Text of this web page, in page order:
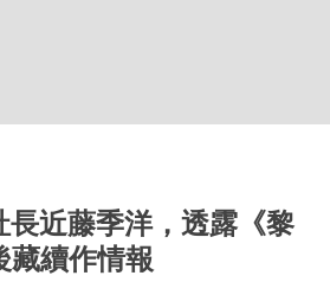
近藤季洋，透露《黎
藏續作情報